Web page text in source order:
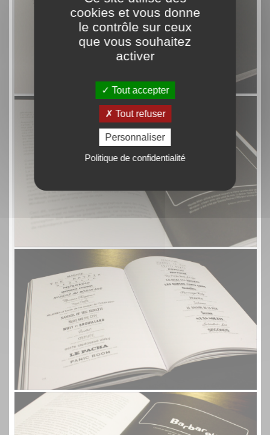
cookies et vous donne
le contrôle sur ceux
que vous souhaitez
activer
Tout accepter
Tout refuser
Personnaliser
Politique de confidentialité